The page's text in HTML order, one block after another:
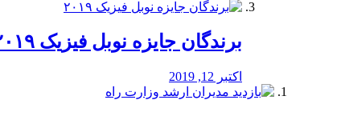
برندگان جایزه نوبل فیزیک ۲۰۱۹
اکتبر 12, 2019